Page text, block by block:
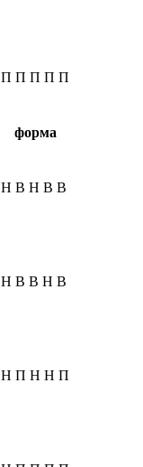
П П П П П
форма
Н В Н В В
Н В В Н В
Н П Н Н П